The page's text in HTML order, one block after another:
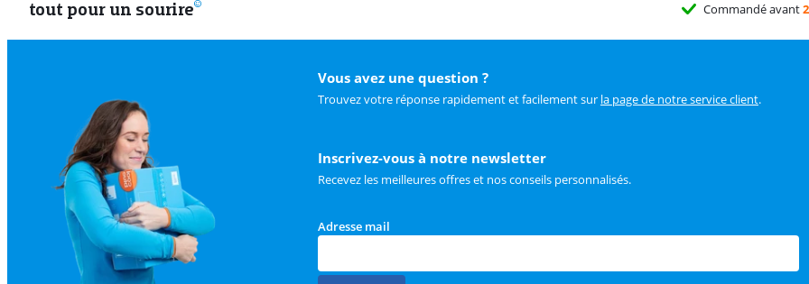
tout pour un sourire Commandé avant
Vous avez une question ?
Trouvez votre réponse rapidement et facilement sur la page de notre service client.
Inscrivez-vous à notre newsletter
Recevez les meilleures offres et nos conseils personnalisés.
Adresse mail